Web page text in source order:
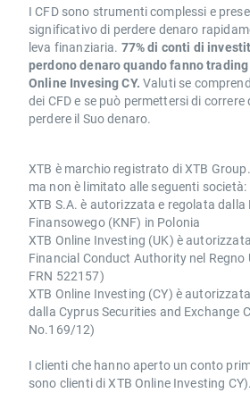
I CFD sono strumenti complessi e
significativo di perdere denaro
leva finanziaria. 77% di conti di
perdono denaro quando fanno trading
Online Invesing CY. Valuti se
dei CFD e se può permettersi di
perdere il Suo denaro.
XTB è marchio registrato di XTB
ma non è limitato alle seguenti società:
XTB S.A. è autorizzata e regolata
Finansowego (KNF) in Polonia
XTB Online Investing (UK) è
Financial Conduct Authority nel Regno
FRN 522157)
XTB Online Investing (CY) è
dalla Cyprus Securities and Exchange
No.169/12)
I clienti che hanno aperto un conto
sono clienti di XTB Online Investing CY).